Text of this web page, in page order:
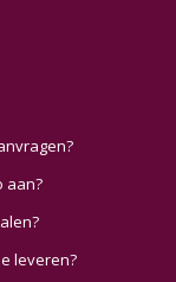
aan?
leveren?